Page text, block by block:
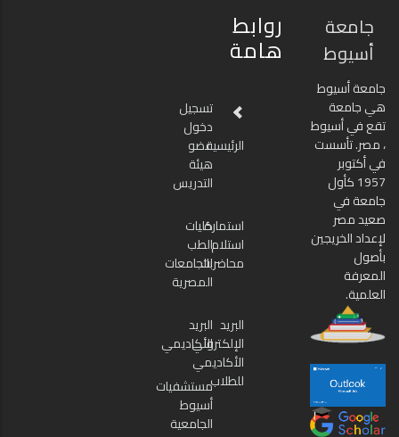
جامعة
أسيوط
جامعة أسيوط
هي جامعة
تقع في أسيوط
، مصر. تأسست
في أكتوبر
1957 كأول
جامعة في
صعيد مصر
لإعداد الخريجين
بأصول
المعرفة
العلمية.
روابط
هامة
الرئيسية
تسجيل
دخول
عضو
هيئة
التدريس
استمارة
استلام
محاضرات
كليات
الطب
بالجامعات
المصرية
البريد
الإلكتروني
الأكاديمي
للطلاب
البريد
الأكاديمي
مستشفيات
أسيوط
الجامعية